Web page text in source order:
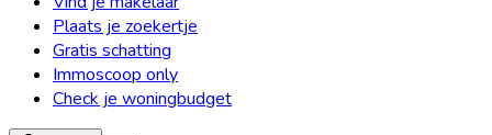
Plaats je zoekertje
Gratis schatting
Immoscoop only
Check je woningbudget